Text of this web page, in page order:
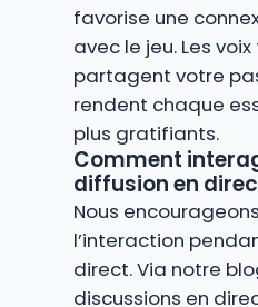
favorise une
avec le jeu. Les
partagent votre
rendent chaque
plus gratifiants.
Comment
diffusion en
Nous
l’interaction
direct. Via notre
discussions en